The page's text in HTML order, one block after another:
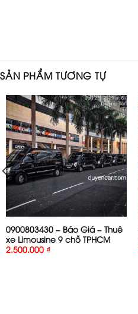
SẢN PHẨM TƯƠNG TỰ
0900803430 – Báo Giá – Thuê
xe Limousine 9 chỗ TPHCM
2.500.000 ₫